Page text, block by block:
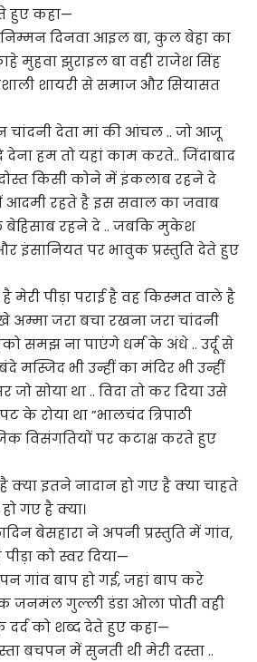
हुए कहा—
दिनवा आइल बा, कुल बेहा का
मुहवा झुराइल बा वही राजेश सिंह
शायरी से समाज और सियासत
देता मां की आंचल .. जो आजू
हम तो यहां काम करते.. जिंदाबाद
दोस्त किसी कोने में इंकलाब रहने दे
आदमी रहते है इस सवाल का जवाब
बेहिसाब रहने दे .. जबकि मुकेश
और इंसानियत पर भावुक प्रस्तुति देते हुए
मेरी पीड़ा पराई है वह किस्मत वाले है
जरा बचा रखना जरा चांदनी
समझ ना पाएंगे धर्म के अंधे .. उर्दू से
मस्जिद भी उन्हीं का मंदिर भी उन्हीं
जो सोया था .. विदा तो कर दिया उसे
रोया था ”भालचंद त्रिपाठी
विसंगतियों पर कटाक्ष करते हुए
क्या इतने नादान हो गए है क्या चाहते
गए है क्या।
बेसहारा ने अपनी प्रस्तुति में गांव,
को स्वर दिया—
गांव बाप हो गई, जहां बाप करे
जनमंल गुल्ली डंडा ओला पोती वही
को शब्द देते हुए कहा—
बचपन में सुनती थी मेरी दस्ता ..